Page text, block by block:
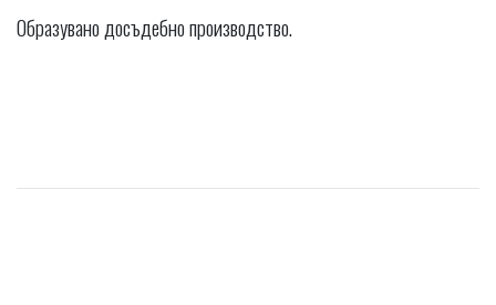
Образувано досъдебно производство.